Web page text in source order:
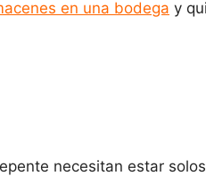
en una bodega y
necesitan estar